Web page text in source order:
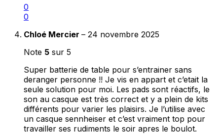
0
0
Chloé Mercier – 24 novembre 2025
Note 5 sur 5
Super batterie de table pour s’entrainer sans
deranger personne !! Je vis en appart et c’etait la
seule solution pour moi. Les pads sont réactifs, le
son au casque est très correct et y a plein de kits
différents pour varier les plaisirs. Je l’utilise avec
un casque sennheiser et c’est vraiment top pour
travailler ses rudiments le soir apres le boulot.